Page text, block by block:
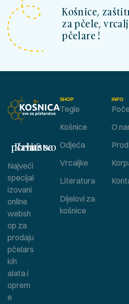
Košnice,
za pčele,
pčelare !
SHOP
Tegle
Košnice
Odjeća
Vrcaljke
Literatura
Dijelovi za
košnice
INFO
O
Bavite se pčelarstvom ?
Najveći
specijal
izovani
online
websh
op za
prodaju
pčelars
kih
alata i
oprem
e